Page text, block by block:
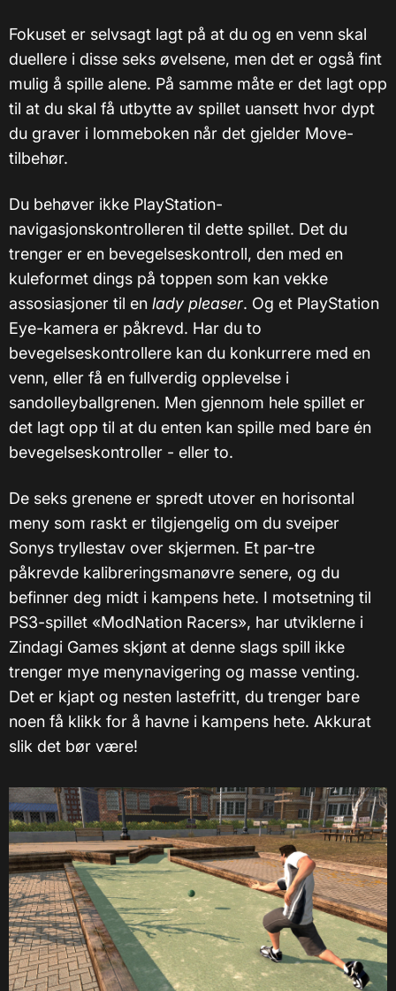
Fokuset er selvsagt lagt på at du og en venn skal
duellere i disse seks øvelsene, men det er også fint
mulig å spille alene. På samme måte er det lagt opp
til at du skal få utbytte av spillet uansett hvor dypt
du graver i lommeboken når det gjelder Move-
tilbehør.
Du behøver ikke PlayStation-
navigasjonskontrolleren til dette spillet. Det du
trenger er en bevegelseskontroll, den med en
kuleformet dings på toppen som kan vekke
assosiasjoner til en lady pleaser. Og et PlayStation
Eye-kamera er påkrevd. Har du to
bevegelseskontrollere kan du konkurrere med en
venn, eller få en fullverdig opplevelse i
sandolleyballgrenen. Men gjennom hele spillet er
det lagt opp til at du enten kan spille med bare én
bevegelseskontroller - eller to.
De seks grenene er spredt utover en horisontal
meny som raskt er tilgjengelig om du sveiper
Sonys tryllestav over skjermen. Et par-tre
påkrevde kalibreringsmanøvre senere, og du
befinner deg midt i kampens hete. I motsetning til
PS3-spillet «ModNation Racers», har utviklerne i
Zindagi Games skjønt at denne slags spill ikke
trenger mye menynavigering og masse venting.
Det er kjapt og nesten lastefritt, du trenger bare
noen få klikk for å havne i kampens hete. Akkurat
slik det bør være!